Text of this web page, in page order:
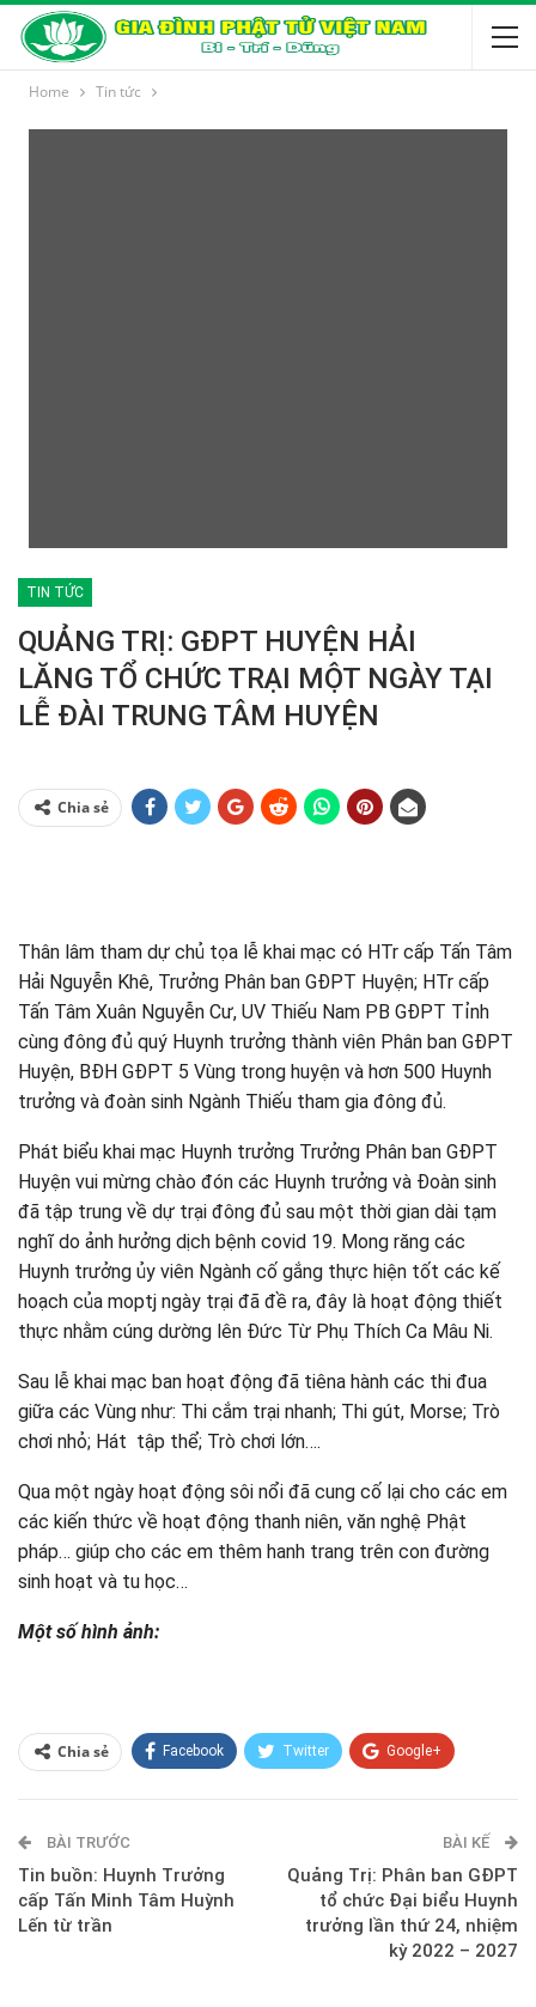
Home Tin tức
TIN TỨC
QUẢNG TRỊ: GĐPT HUYỆN HẢI
LĂNG TỔ CHỨC TRẠI MỘT NGÀY TẠI
LỄ ĐÀI TRUNG TÂM HUYỆN
Chia sẻ
Thân lâm tham dự chủ tọa lễ khai mạc có HTr cấp Tấn Tâm
Hải Nguyễn Khê, Trưởng Phân ban GĐPT Huyện; HTr cấp
Tấn Tâm Xuân Nguyễn Cư, UV Thiếu Nam PB GĐPT Tỉnh
cùng đông đủ quý Huynh trưởng thành viên Phân ban GĐPT
Huyện, BĐH GĐPT 5 Vùng trong huyện và hơn 500 Huynh
trưởng và đoàn sinh Ngành Thiếu tham gia đông đủ.
Phát biểu khai mạc Huynh trưởng Trưởng Phân ban GĐPT
Huyện vui mừng chào đón các Huynh trưởng và Đoàn sinh
đã tập trung về dự trại đông đủ sau một thời gian dài tạm
nghĩ do ảnh hưởng dịch bệnh covid 19. Mong răng các
Huynh trưởng ủy viên Ngành cố gắng thực hiện tốt các kế
hoạch của moptj ngày trại đã đề ra, đây là hoạt động thiết
thực nhằm cúng dường lên Đức Từ Phụ Thích Ca Mâu Ni.
Sau lễ khai mạc ban hoạt động đã tiêna hành các thi đua
giữa các Vùng như: Thi cắm trại nhanh; Thi gút, Morse; Trò
chơi nhỏ; Hát tập thể; Trò chơi lớn….
Qua một ngày hoạt động sôi nổi đã cung cố lại cho các em
các kiến thức về hoạt động thanh niên, văn nghệ Phật
pháp… giúp cho các em thêm hanh trang trên con đường
sinh hoạt và tu học…
Một số hình ảnh:
Chia sẻ Facebook Twitter Google+
E-mail
BÀI TRƯỚC
Tin buồn: Huynh Trưởng
cấp Tấn Minh Tâm Huỳnh
Lến từ trần
BÀI KẾ
Quảng Trị: Phân ban GĐPT
tổ chức Đại biểu Huynh
trưởng lần thứ 24, nhiệm
kỳ 2022 – 2027